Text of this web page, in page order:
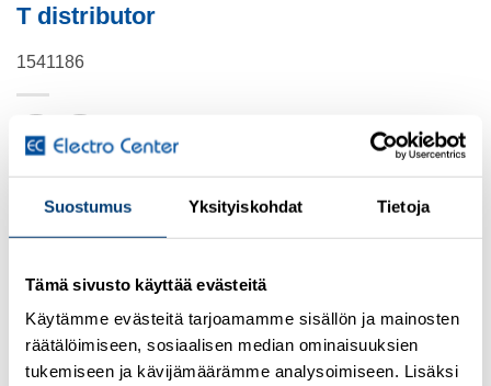
Suostumus Yksityiskohdat Tietoja
Tämä sivusto käyttää evästeitä
Käytämme evästeitä tarjoamamme sisällön ja mainosten
räätälöimiseen, sosiaalisen median ominaisuuksien
tukemiseen ja kävijämäärämme analysoimiseen. Lisäksi
T distributor
1541186
Kirjaudu sisään nähdäksesi hinnat ja käyttääksesi
verkkokauppaa
coded, on Socket straight M12, A-coded and Socket
straight M12, A-coded, Parallel distributor
Lisätietoja tuotteesta